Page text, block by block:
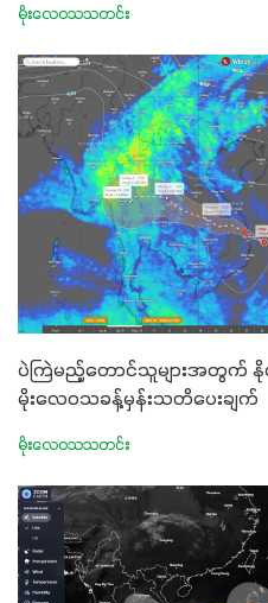
မိုးလေဝသသတင်း
ပဲကြဲမည့်တောင်သူများအတွက်
မိုးလေဝသခန့်မှန်းသတိပေးချက်
မိုးလေဝသသတင်း